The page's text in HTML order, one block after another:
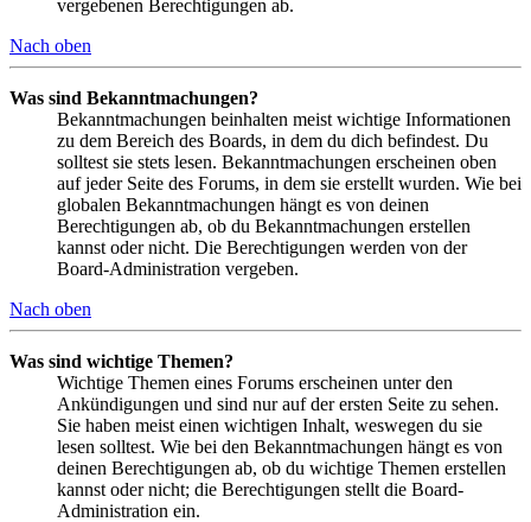
vergebenen Berechtigungen ab.
Nach oben
Was sind Bekanntmachungen?
Bekanntmachungen beinhalten meist wichtige Informationen
zu dem Bereich des Boards, in dem du dich befindest. Du
solltest sie stets lesen. Bekanntmachungen erscheinen oben
auf jeder Seite des Forums, in dem sie erstellt wurden. Wie bei
globalen Bekanntmachungen hängt es von deinen
Berechtigungen ab, ob du Bekanntmachungen erstellen
kannst oder nicht. Die Berechtigungen werden von der
Board-Administration vergeben.
Nach oben
Was sind wichtige Themen?
Wichtige Themen eines Forums erscheinen unter den
Ankündigungen und sind nur auf der ersten Seite zu sehen.
Sie haben meist einen wichtigen Inhalt, weswegen du sie
lesen solltest. Wie bei den Bekanntmachungen hängt es von
deinen Berechtigungen ab, ob du wichtige Themen erstellen
kannst oder nicht; die Berechtigungen stellt die Board-
Administration ein.